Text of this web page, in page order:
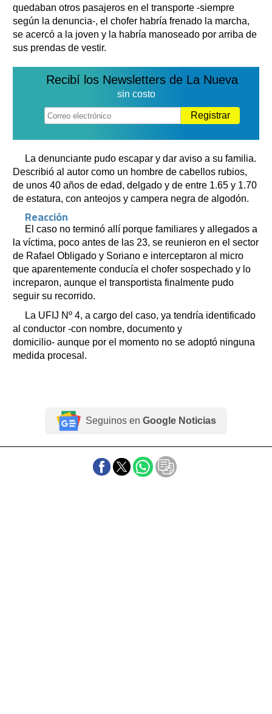
quedaban otros pasajeros en el transporte -siempre
según la denuncia-, el chofer habría frenado la marcha,
se acercó a la joven y la habría manoseado por arriba de
sus prendas de vestir.
Recibí los Newsletters de La Nueva
sin costo
Registrar
La denunciante pudo escapar y dar aviso a su familia.
Describió al autor como un hombre de cabellos rubios,
de unos 40 años de edad, delgado y de entre 1.65 y 1.70
de estatura, con anteojos y campera negra de algodón.
Reacción
El caso no terminó allí porque familiares y allegados a
la víctima, poco antes de las 23, se reunieron en el sector
de Rafael Obligado y Soriano e interceptaron al micro
que aparentemente conducía el chofer sospechado y lo
increparon, aunque el transportista finalmente pudo
seguir su recorrido.
La UFIJ Nº 4, a cargo del caso, ya tendría identificado
al conductor -con nombre, documento y
domicilio- aunque por el momento no se adoptó ninguna
medida procesal.
Seguinos en Google Noticias